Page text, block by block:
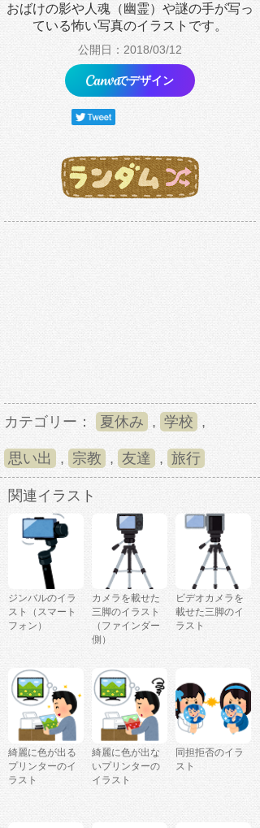
おばけの影や人魂（幽霊）や謎の手が写っ
ている怖い写真のイラストです。
公開日：2018/03/12
でデザイン
カテゴリー： 夏休み , 学校 ,
思い出 , 宗教 , 友達 , 旅行
関連イラスト
ジンバルのイラ
スト（スマート
フォン）
カメラを載せた
三脚のイラスト
（ファインダー
側）
ビデオカメラを
載せた三脚のイ
ラスト
綺麗に色が出る
プリンターのイ
ラスト
綺麗に色が出な
いプリンターの
イラスト
同担拒否のイラ
スト